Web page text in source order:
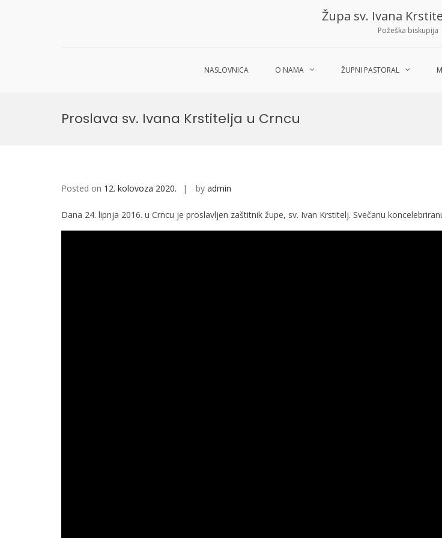
Župa sv. Ivana
Požeška biskupija
NASLOVNICA O NAMA ŽUPNI PASTORAL
Proslava sv. Ivana Krstitelja u Crncu
Posted on 12. kolovoza 2020. by admin
Dana 24. lipnja 2016. u Crncu je proslavljen zaštitnik župe, sv. Ivan Krstitelj. Svečanu